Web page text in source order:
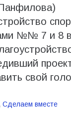
№№ 7 и 8
свой
Сделаем вместе